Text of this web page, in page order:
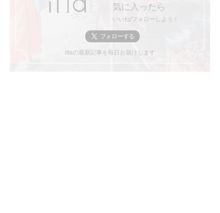
気に入ったら
いいね/フォローしよう！
ittaの最新記事を毎日お届けします